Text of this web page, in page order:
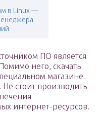
в Linux —
ПО является
него, скачать
магазине
стоит производить
интернет-ресурсов.